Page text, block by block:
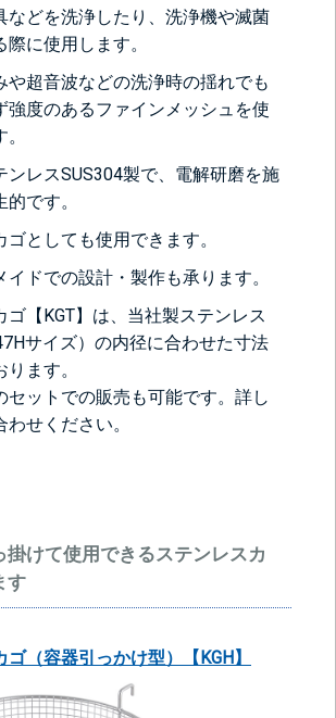
などを洗浄したり、洗浄機や滅菌
に使用します。
や超音波などの洗浄時の揺れでも
強度のあるファインメッシュを使
ンレスSUS304製で、電解研磨を施
です。
ゴとしても使用できます。
イドでの設計・製作も承ります。
ゴ【KGT】は、当社製ステンレス
サイズ）の内径に合わせた寸法
ます。
セットでの販売も可能です。詳し
わせください。
掛けて使用できるステンレスカ
す
（容器引っかけ型）【KGH】